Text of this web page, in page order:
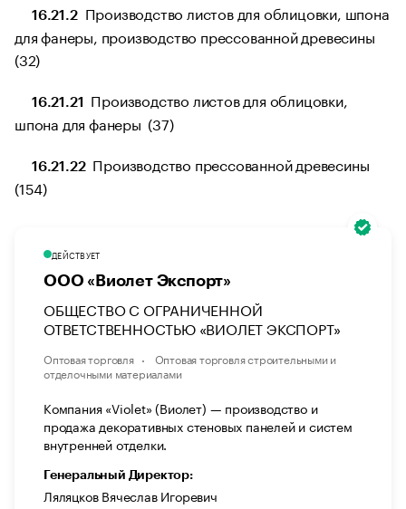
16.21.2 Производство листов для облицовки, шпона
для фанеры, производство прессованной древесины
(32)
16.21.21
Производство листов для облицовки,
шпона для фанеры (37)
16.21.22 Производство прессованной древесины
(154)
ДЕЙСТВУЕТ
ООО «Виолет Экспорт»
ОБЩЕСТВО С ОГРАНИЧЕННОЙ
ОТВЕТСТВЕННОСТЬЮ «ВИОЛЕТ ЭКСПОРТ»
Оптовая торговля
Оптовая торговля строительными и
отделочными материалами
Компания «Violet» (Виолет) — производство и
продажа декоративных стеновых панелей и систем
внутренней отделки.
Генеральный Директор:
Ляляцков Вячеслав Игоревич